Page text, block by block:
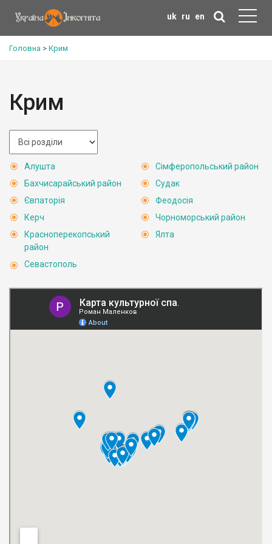
uk ru en
Головна > Крим
Крим
Алушта
Бахчисарайський район
Євпаторія
Керч
Красноперекопський
район
Севастополь
Сімферопольський район
Судак
Феодосія
Чорноморський район
Ялта